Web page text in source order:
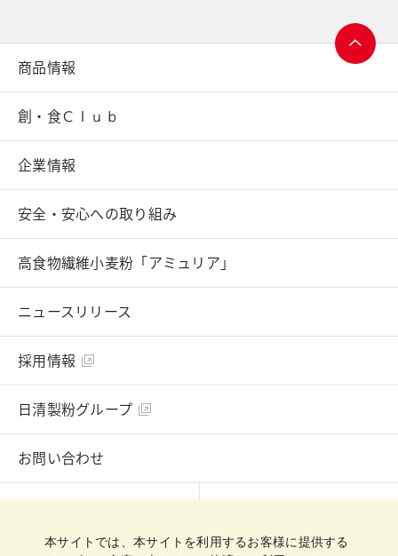
トップ
商品情報
創・食Ｃｌｕｂ
企業情報
安全・安心への取り組み
高食物繊維小麦粉「アミュリア」
ニュースリリース
採用情報
日清製粉グループ
お問い合わせ
本サイトでは、本サイトを利用するお客様に提供する